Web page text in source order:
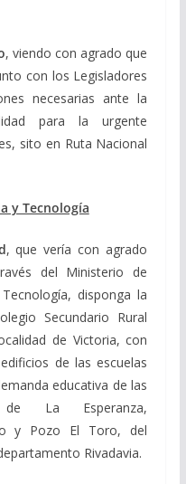
, viendo con agrado que
con los Legisladores
necesarias ante la
para la urgente
sito en Ruta Nacional
y Tecnología
, que vería con agrado
del Ministerio de
disponga la
Secundario Rural
de Victoria, con
de las escuelas
educativa de las
de La Esperanza,
y Pozo El Toro, del
Rivadavia.